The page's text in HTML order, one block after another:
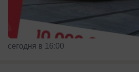
сегодня в 16:00